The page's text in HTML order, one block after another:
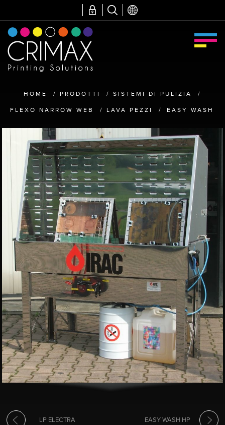
HOME / PRODOTTI / SISTEMI DI PULIZIA /
FLEXO NARROW WEB / LAVA PEZZI / EASY WASH
LP ELECTRA EASY WASH HP